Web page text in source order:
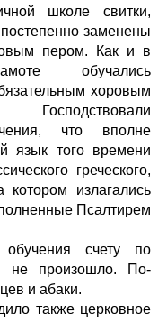
школе свитки,
заменены
пером. Как и в
обучались
хоровым
что вполне
язык того времени
греческого,
излагались
Псалтирем
счету по
не произошло. По-
и абаки.
также церковное